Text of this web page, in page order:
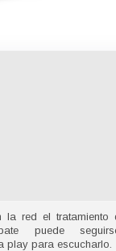
la red el
puede
play para escucharlo.